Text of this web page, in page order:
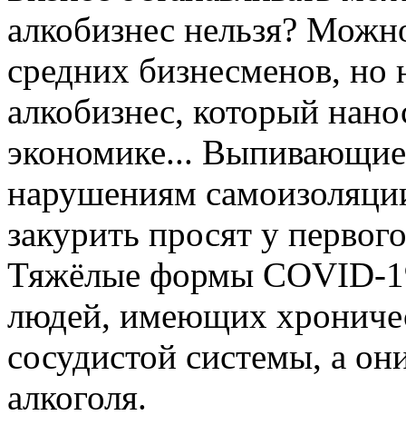
алкобизнес нельзя?
средних бизнесменов, но
алкобизнес, который
экономике...
нарушениям
закурить просят у
Тяжёлые формы COVID-
людей, имеющих
сосудистой системы, а
алкоголя.